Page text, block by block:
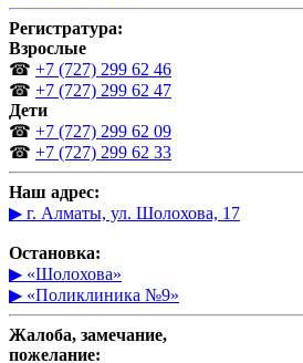
Регистратура:
Взрослые
☎ +7 (727) 299 62 46
☎ +7 (727) 299 62 47
Дети
☎ +7 (727) 299 62 09
☎ +7 (727) 299 62 33
Наш адрес:
▶ г. Алматы, ул. Шолохова, 17
Остановка:
▶ «Шолохова»
▶ «Поликлиника №9»
Жалоба, замечание,
пожелание: